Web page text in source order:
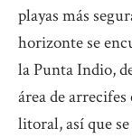
playas más
horizonte se
la Punta Indio,
área de
litoral, así que